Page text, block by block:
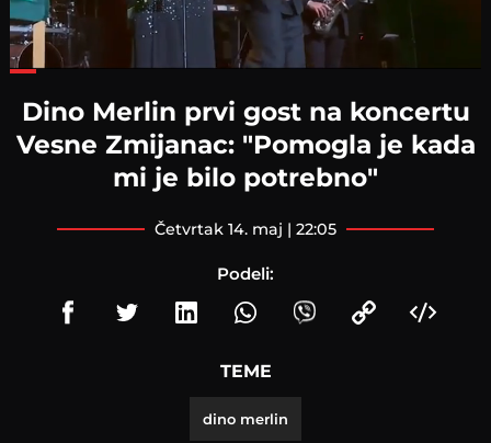
Dino Merlin prvi gost na koncertu
Vesne Zmijanac: "Pomogla je kada
mi je bilo potrebno"
četvrtak 14. maj | 22:05
Podeli:
TEME
dino merlin